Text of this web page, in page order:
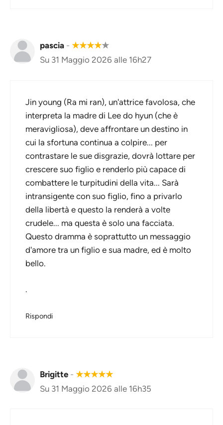
pascia - ★★★★★
Su 31 Maggio 2026 alle 16h27
Jin young (Ra mi ran), un'attrice favolosa, che
interpreta la madre di Lee do hyun (che è
meravigliosa), deve affrontare un destino in
cui la sfortuna continua a colpire... per
contrastare le sue disgrazie, dovrà lottare per
crescere suo figlio e renderlo più capace di
combattere le turpitudini della vita... Sarà
intransigente con suo figlio, fino a privarlo
della libertà e questo la renderà a volte
crudele... ma questa è solo una facciata.
Questo dramma è soprattutto un messaggio
d'amore tra un figlio e sua madre, ed è molto
bello.
.
Rispondi
Brigitte - ★★★★★
Su 31 Maggio 2026 alle 16h35